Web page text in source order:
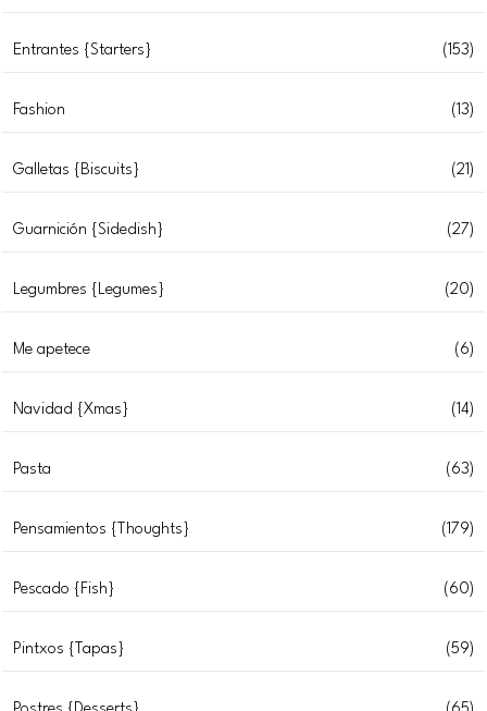
Entrantes {Starters} (153)
Fashion (13)
Galletas {Biscuits} (21)
Guarnición {Sidedish} (27)
Legumbres {Legumes} (20)
Me apetece (6)
Navidad {Xmas} (14)
Pasta (63)
Pensamientos {Thoughts} (179)
Pescado {Fish} (60)
Pintxos {Tapas} (59)